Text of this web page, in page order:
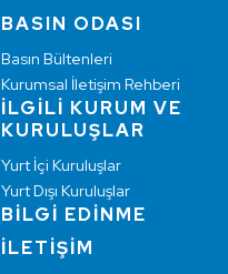
BASIN ODASI
Basın Bültenleri
Kurumsal İletişim Rehberi
İLGİLİ KURUM VE
KURULUŞLAR
Yurt İçi Kuruluşlar
Yurt Dışı Kuruluşlar
BİLGİ EDİNME
İLETİŞİM